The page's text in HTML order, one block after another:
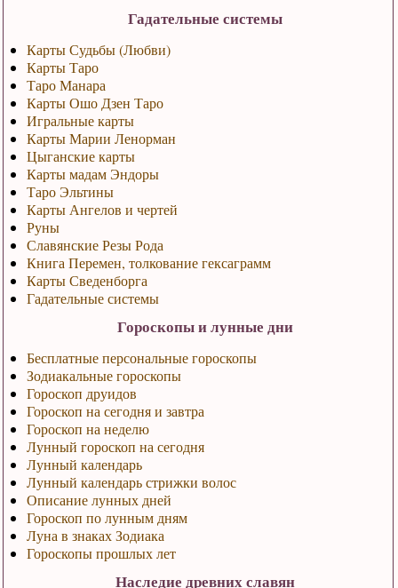
Гадательные системы
Карты Судьбы (Любви)
Карты Таро
Таро Манара
Карты Ошо Дзен Таро
Игральные карты
Карты Марии Ленорман
Цыганские карты
Карты мадам Эндоры
Таро Эльтины
Карты Ангелов и чертей
Руны
Славянские Резы Рода
Книга Перемен, толкование гексаграмм
Карты Сведенборга
Гадательные системы
Гороскопы и лунные дни
Бесплатные персональные гороскопы
Зодиакальные гороскопы
Гороскоп друидов
Гороскоп на сегодня и завтра
Гороскоп на неделю
Лунный гороскоп на сегодня
Лунный календарь
Лунный календарь стрижки волос
Описание лунных дней
Гороскоп по лунным дням
Луна в знаках Зодиака
Гороскопы прошлых лет
Наследие древних славян